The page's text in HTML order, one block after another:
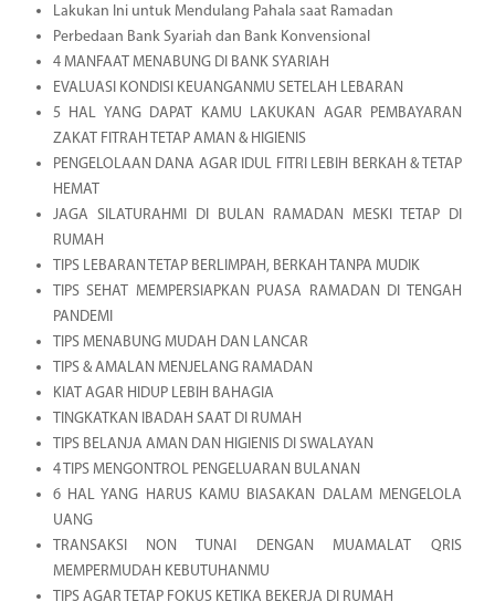
Lakukan Ini untuk Mendulang Pahala saat Ramadan
Perbedaan Bank Syariah dan Bank Konvensional
4 MANFAAT MENABUNG DI BANK SYARIAH
EVALUASI KONDISI KEUANGANMU SETELAH LEBARAN
5 HAL YANG DAPAT KAMU LAKUKAN AGAR PEMBAYARAN
ZAKAT FITRAH TETAP AMAN & HIGIENIS
PENGELOLAAN DANA AGAR IDUL FITRI LEBIH BERKAH & TETAP
HEMAT
JAGA SILATURAHMI DI BULAN RAMADAN MESKI TETAP DI
RUMAH
TIPS LEBARAN TETAP BERLIMPAH, BERKAH TANPA MUDIK
TIPS SEHAT MEMPERSIAPKAN PUASA RAMADAN DI TENGAH
PANDEMI
TIPS MENABUNG MUDAH DAN LANCAR
TIPS & AMALAN MENJELANG RAMADAN
KIAT AGAR HIDUP LEBIH BAHAGIA
TINGKATKAN IBADAH SAAT DI RUMAH
TIPS BELANJA AMAN DAN HIGIENIS DI SWALAYAN
4 TIPS MENGONTROL PENGELUARAN BULANAN
6 HAL YANG HARUS KAMU BIASAKAN DALAM MENGELOLA
UANG
TRANSAKSI NON TUNAI DENGAN MUAMALAT QRIS
MEMPERMUDAH KEBUTUHANMU
TIPS AGAR TETAP FOKUS KETIKA BEKERJA DI RUMAH